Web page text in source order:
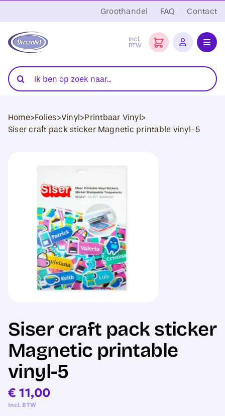
naar
inhoud
Groothandel FAQ Contact
Incl.
BTW
Folies
Transferpersen
Hobby Artikelen
DTF Transfers
Zoeken
naar:
Home>Folies>Vinyl>Printbaar Vinyl>
Siser craft pack sticker Magnetic printable vinyl-5
Siser craft pack sticker
Magnetic printable
vinyl-5
€ 11,00
Incl. BTW